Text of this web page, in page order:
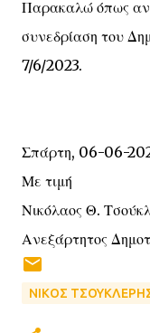
Παρακαλώ όπως
συνεδρίαση του
7/6/2023.
Σπάρτη, 06-06-
Με τιμή
Νικόλαος Θ.
Ανεξάρτητος
ΝΙΚΟΣ